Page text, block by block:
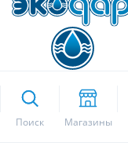
Поиск